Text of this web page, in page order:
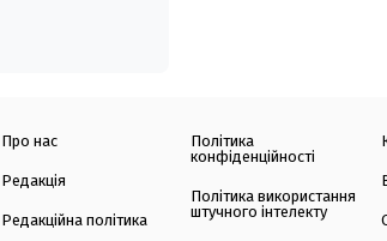
Про нас
Редакція
Редакційна політика
Політика
конфіденційності
Політика використання
штучного інтелекту